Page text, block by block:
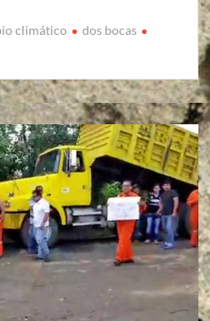
climático
dos bocas